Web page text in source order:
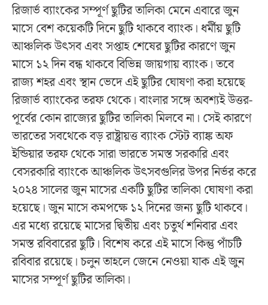
রিজার্ভ ব্যাংকের সম্পূর্ণ ছুটির তালিকা মেনে এবারে জুন
মাসে বেশ কয়েকটি দিনে ছুটি থাকবে ব্যাংক। ধর্মীয় ছুটি
আঞ্চলিক উৎসব এবং সপ্তাহ শেষের ছুটির কারণে জুন
মাসে ১২ দিন বন্ধ থাকবে বিভিন্ন জায়গায় ব্যাংক। তবে
রাজ্য শহর এবং স্থান ভেদে এই ছুটির ঘোষণা করা হয়েছে
রিজার্ভ ব্যাংকের তরফ থেকে। বাংলার সঙ্গে অবশ্যই উত্তর-
পূর্বের কোন রাজ্যের ছুটির তালিকা মিলবে না। সেই কারণে
ভারতের সবথেকে বড় রাষ্ট্রায়ত্ত ব্যাংক স্টেট ব্যাঙ্ক অফ
ইন্ডিয়ার তরফ থেকে সারা ভারতে সমস্ত সরকারি এবং
বেসরকারি ব্যাংকে আঞ্চলিক উৎসবগুলির উপর নির্ভর করে
২০২৪ সালের জুন মাসের একটি ছুটির তালিকা ঘোষণা করা
হয়েছে। জুন মাসে কমপক্ষে ১২ দিনের জন্য ছুটি থাকবে।
এর মধ্যে রয়েছে মাসের দ্বিতীয় এবং চতুর্থ শনিবার এবং
সমস্ত রবিবারের ছুটি। বিশেষ করে এই মাসে কিন্তু পাঁচটি
রবিবার রয়েছে। চলুন তাহলে জেনে নেওয়া যাক এই জুন
মাসের সম্পূর্ণ ছুটির তালিকা।